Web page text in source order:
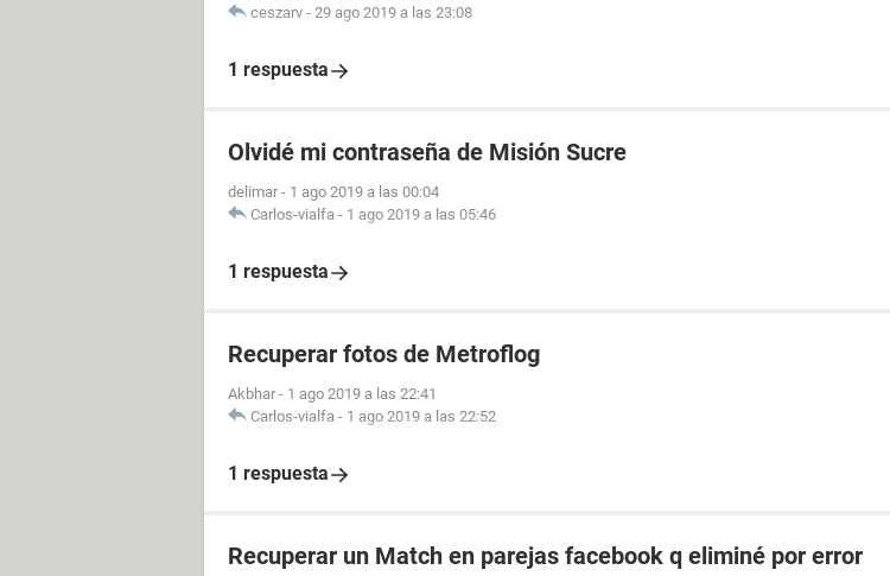
ceszarv - 29 ago 2019 a las 23:08
1 respuesta
Olvidé mi contraseña de Misión Sucre
delimar - 1 ago 2019 a las 00:04
Carlos-vialfa - 1 ago 2019 a las 05:46
1 respuesta
Recuperar fotos de Metroflog
Akbhar - 1 ago 2019 a las 22:41
Carlos-vialfa - 1 ago 2019 a las 22:52
1 respuesta
Recuperar un Match en parejas facebook q eliminé por error